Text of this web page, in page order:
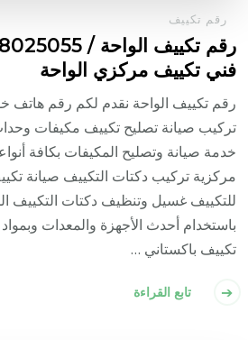
رقم تكييف
فني تكييف مركزي الواحة
رقم تكييف الواحة نقدم لكم رقم
تركيب صيانة تصليح تكييف مكيفات
خدمة صيانة وتصليح المكيفات بكافة
مركزية تركيب دكتات التكييف صيانة
للتكييف غسيل وتنظيف دكتات التكييف
باستخدام أحدث الأجهزة والمعدات
تكييف باكستاني …
تابع القراءة